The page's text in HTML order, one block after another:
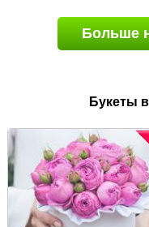
Больше
Букеты